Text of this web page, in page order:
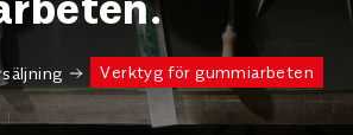
Verktyg för gummiarbeten